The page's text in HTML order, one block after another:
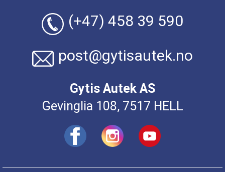
(+47) 458 39 590
post@gytisautek.no
Gytis Autek AS
Gevinglia 108, 7517 HELL